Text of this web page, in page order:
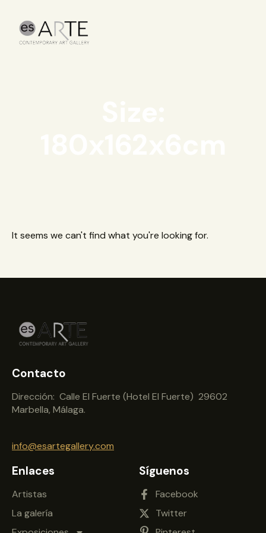
It seems we can't find what you're looking for.
Contacto
Dirección: Calle El Fuerte (Hotel El Fuerte) 29602
Marbella, Málaga.
info@esartegallery.com
Enlaces
Artistas
La galería
Síguenos
Facebook
Twitter